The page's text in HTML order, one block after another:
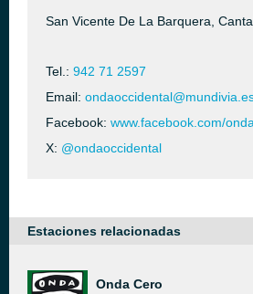
San Vicente De La Barquera,
Tel.: 942 71 2597
Email:
Facebook: www.facebook.com/
X: @ondaoccidental
Estaciones relacionadas
Onda Cero